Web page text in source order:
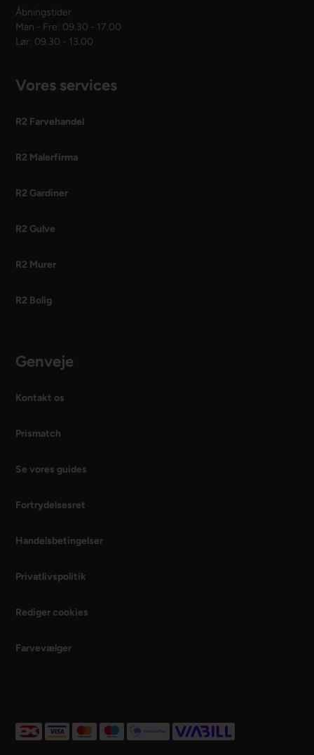
Åbningstider
Man - Fre: 09.30 - 17.00
Lør: 09.30 - 13.00
Vores services
R2 Farvehandel
R2 Malerfirma
R2 Gardiner
R2 Gulve
R2 Murer
R2 Bolig
Genveje
Kontakt os
Prismatch
Se vores guides
Fortrydelsesret
Handelsbetingelser
Privatlivspolitik
Rediger cookies
Farvevælger